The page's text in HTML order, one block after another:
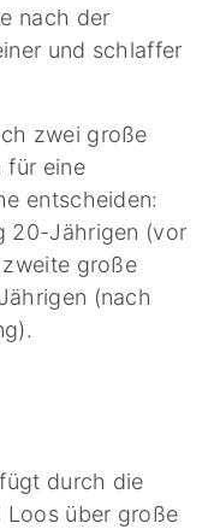
nach der
und schlaffer
zwei große
für eine
entscheiden:
20-Jährigen (vor
große
(nach
durch die
Loos über große